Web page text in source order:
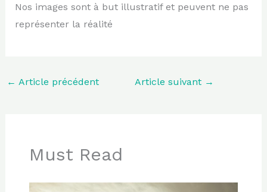
Nos images sont à but illustratif et peuvent ne pas
représenter la réalité
← Article précédent Article suivant →
Must Read